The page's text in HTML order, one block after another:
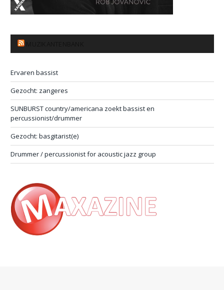
Ervaren bassist
Gezocht: zangeres
SUNBURST country/americana zoekt bassist en
percussionist/drummer
Gezocht: basgitarist(e)
Drummer / percussionist for acoustic jazz group